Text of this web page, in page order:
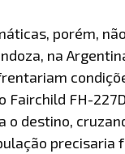
porém,
na
Fairchild FH-
o destino,
precisaria